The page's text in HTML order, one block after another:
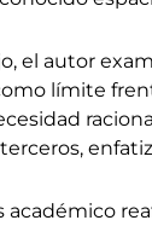
el autor
límite
académico